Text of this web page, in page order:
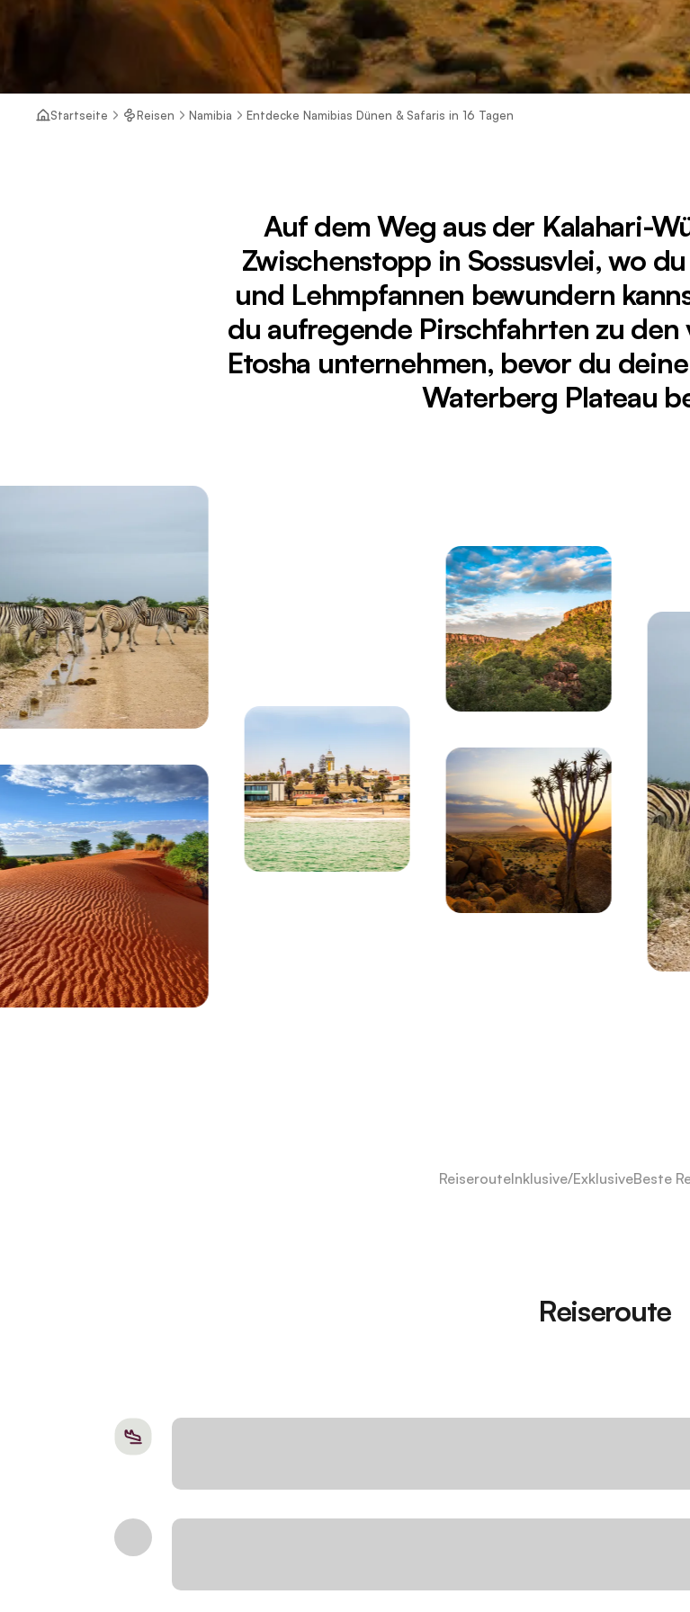
Der Köcherbaum vor dem goldenen Sonnenuntergang über Namibias felsiger
Startseite Reisen Namibia Entdecke Namibias Dünen & Safaris in 16 Tagen
Auf dem Weg aus der Kalahari-
Zwischenstopp in Sossusvlei, wo
und Lehmpfannen bewundern
du aufregende Pirschfahrten zu den
Etosha unternehmen, bevor du
Waterberg Plateau
ReiserouteInklusive/ExklusiveBeste
Reiseroute